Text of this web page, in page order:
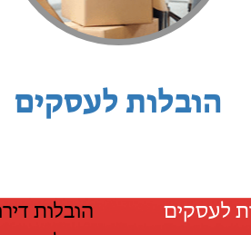
הובלות לעסקים
לעסקים
הובלות